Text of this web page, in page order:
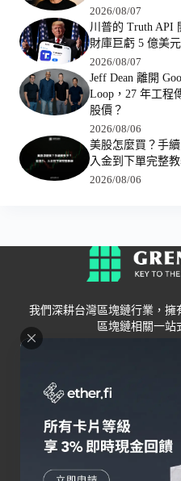
2026/08/07
川普的 Truth API
財庫巨虧 5 億美元
2026/08/07
Jeff Dean 離開
Loop，27 年工程
股價？
2026/08/06
美股怎麼買？手
入金到下單完整
2026/08/06
我們深耕台灣區塊鏈行業，擁
區塊鏈相關一站
Grenade
關於我們
聯絡我們
錢包